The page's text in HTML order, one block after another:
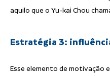
aquilo que o Yu-kai Chou
Estratégia 3:
Esse elemento de motivação